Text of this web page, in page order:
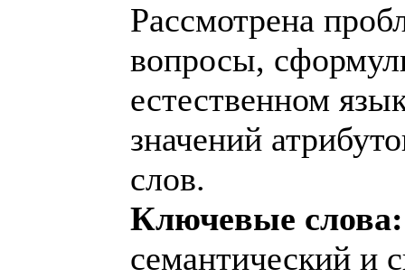
Рассмотрена
вопросы,
естественном
значений
слов.
Ключевые слова:
семантический и